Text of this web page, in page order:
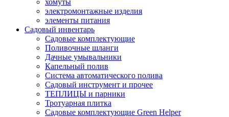
хомуты
электромонтажные изделия
элементы питания
Садовый инвентарь
Садовые комплектующие
Поливочные шланги
Дачные умывальники
Капельный полив
Система автоматического полива
Садовый инструмент и прочее
ТЕПЛИЦЫ и парники
Тротуарная плитка
Садовые комплектующие Green Helper